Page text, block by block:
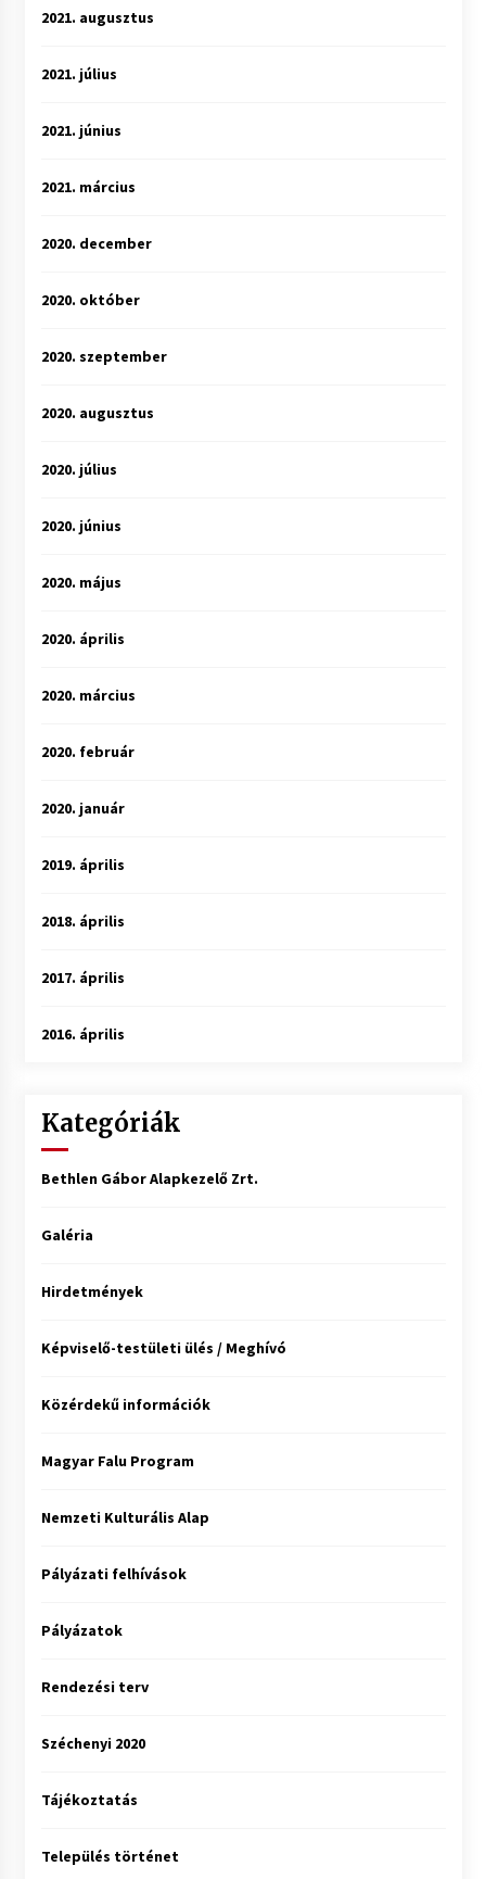
2021. augusztus
2021. július
2021. június
2021. március
2020. december
2020. október
2020. szeptember
2020. augusztus
2020. július
2020. június
2020. május
2020. április
2020. március
2020. február
2020. január
2019. április
2018. április
2017. április
2016. április
Kategóriák
Bethlen Gábor Alapkezelő Zrt.
Galéria
Hirdetmények
Képviselő-testületi ülés / Meghívó
Közérdekű információk
Magyar Falu Program
Nemzeti Kulturális Alap
Pályázati felhívások
Pályázatok
Rendezési terv
Széchenyi 2020
Tájékoztatás
Település történet